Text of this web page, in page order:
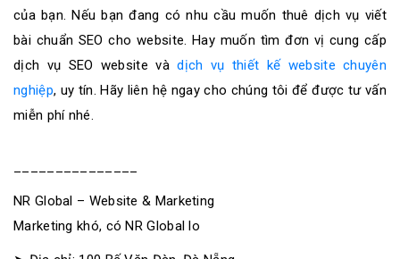
của bạn.Nếu bạn đang có nhu cầu muốn thuê dịch vụ viết
bài chuẩn SEO cho website. Hay muốn tìm đơn vị cung cấp
dịch vụ SEO website vàdịch vụ thiết kế website chuyên
nghiệp, uy tín. Hãy liên hệ ngay cho chúng tôi để được tư vấn
miễn phí nhé.
NR Global – Website & Marketing
Marketing khó, có NR Global lo